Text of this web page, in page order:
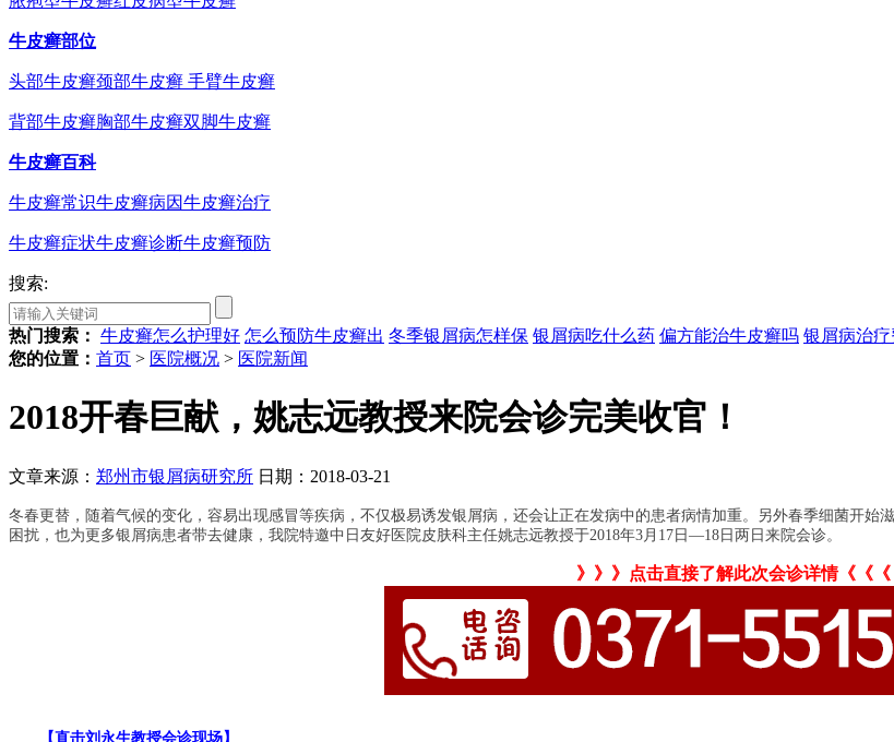
牛皮癣部位
头部牛皮癣颈部牛皮癣 手臂牛皮癣
背部牛皮癣胸部牛皮癣双脚牛皮癣
牛皮癣百科
牛皮癣常识牛皮癣病因牛皮癣治疗
牛皮癣症状牛皮癣诊断牛皮癣预防
搜索:
热门搜索： 牛皮癣怎么护理好 怎么预防牛皮癣出 冬季银屑病怎样保 银屑病吃什么药 偏方能治牛皮癣吗 银屑病治疗
您的位置： 首页 > 医院概况 > 医院新闻
2018开春巨献，姚志远教授来院会诊完美收官！
文章来源： 郑州市银屑病研究所 日期：2018-03-21
冬春更替，随着气候的变化，容易出现感冒等疾病，不仅极易诱发银屑病，还会让正在发病中的患者病情加重。另外春季细菌开
困扰，也为更多银屑病患者带去健康，我院特邀中日友好医院皮肤科主任姚志远教授于2018年3月17日—18日两日来院会诊。
》》》点击直接了解此次会诊详情《《《
【直击刘永生教授会诊现场】